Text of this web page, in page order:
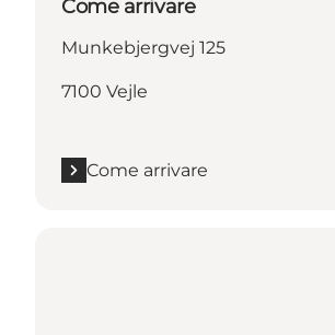
Come arrivare
Munkebjergvej 125
7100 Vejle
Come arrivare